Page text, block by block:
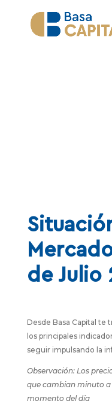
de Julio
Desde Basa Capital te
los principales
seguir impulsando la
Observación: Los
que cambian minuto
momento del día